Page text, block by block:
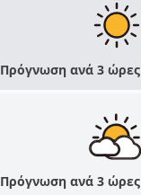
Πρόγνωση ανά 3 ώρες
Πρόγνωση ανά 3 ώρες